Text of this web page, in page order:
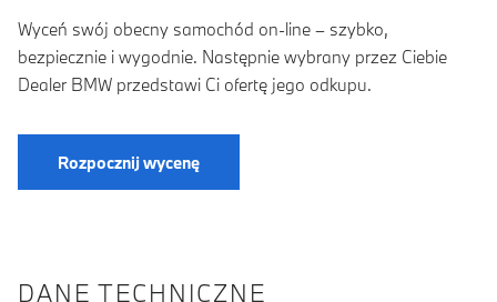
Wyceń swój obecny samochód on-line – szybko,
bezpiecznie i wygodnie. Następnie wybrany przez Ciebie
Dealer BMW przedstawi Ci ofertę jego odkupu.
Rozpocznij wycenę
DANE TECHNICZNE